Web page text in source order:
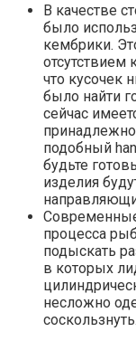
В качестве
было
кембрики.
отсутствием
что кусочек
было найти
сейчас
подобный
будьте
изделия
Современные
процесса
подыскать
в которых
несложно
соскользнуть.